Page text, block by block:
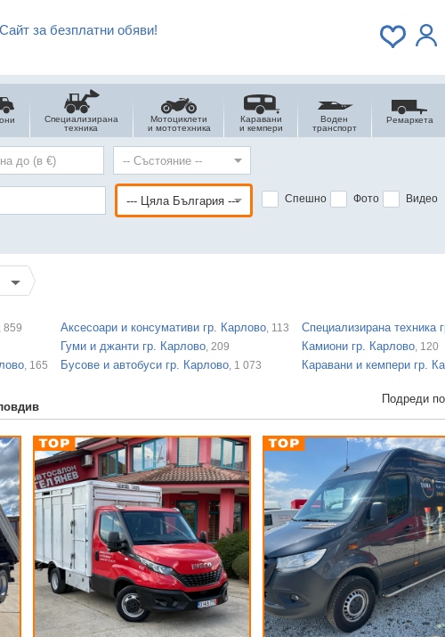
Сайт за безплатни обяви!
Специализирана
техника
Мотоциклети
и мототехника
Каравани
и кемпери
Воден
транспорт
Ремаркета
Спешно Фото Видео
, 859
, 165
Аксесоари и консумативи гр. Карлово, 113
Гуми и джанти гр. Карлово, 209
Бусове и автобуси гр. Карлово, 1 073
Специализирана техника
Камиони гр. Карлово, 120
Каравани и кемпери гр.
Подреди